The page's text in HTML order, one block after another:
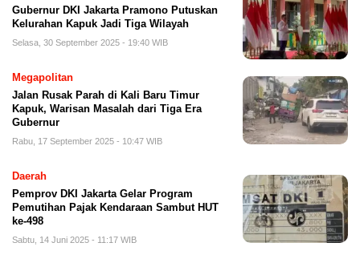
Gubernur DKI Jakarta Pramono Putuskan
Kelurahan Kapuk Jadi Tiga Wilayah
Selasa, 30 September 2025 - 19:40 WIB
Megapolitan
Jalan Rusak Parah di Kali Baru Timur
Kapuk, Warisan Masalah dari Tiga Era
Gubernur
Rabu, 17 September 2025 - 10:47 WIB
Daerah
Pemprov DKI Jakarta Gelar Program
Pemutihan Pajak Kendaraan Sambut HUT
ke-498
Sabtu, 14 Juni 2025 - 11:17 WIB